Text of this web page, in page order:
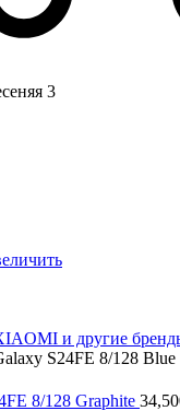
3
и другие
S24FE 8/128 Blue
8/128 Graphite